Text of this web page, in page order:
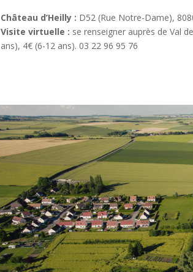
Château d’Heilly : D52 (Rue Notre-Dame),
Visite virtuelle : se renseigner auprès de Val
ans), 4€ (6-12 ans). 03 22 96 95 76